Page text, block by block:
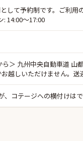
て予約制です。ご利用
14:00〜17:00
＞ 九州中央自動車道 山
越しいただけません。送
コテージへの横付けはで